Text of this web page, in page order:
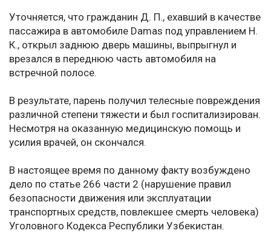
Уточняется, что гражданин Д. П., ехавший в качестве
пассажира в автомобиле Damas под управлением Н.
К., открыл заднюю дверь машины, выпрыгнул и
врезался в переднюю часть автомобиля на
встречной полосе.
В результате, парень получил телесные повреждения
различной степени тяжести и был госпитализирован.
Несмотря на оказанную медицинскую помощь и
усилия врачей, он скончался.
В настоящее время по данному факту возбуждено
дело по статье 266 части 2 (нарушение правил
безопасности движения или эксплуатации
транспортных средств, повлекшее смерть человека)
Уголовного Кодекса Республики Узбекистан.